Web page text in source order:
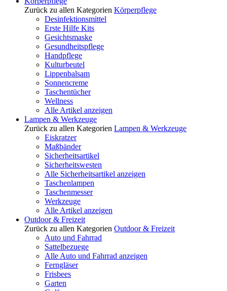
Zurück zu allen Kategorien Körperpflege
Desinfektionsmittel
Erste Hilfe Kits
Gesichtsmaske
Gesundheitspflege
Handpflege
Kulturbeutel
Lippenbalsam
Sonnencreme
Taschentücher
Wellness
Alle Artikel anzeigen
Lampen & Werkzeuge
Zurück zu allen Kategorien Lampen & Werkzeuge
Eiskratzer
Maßbänder
Sicherheitsartikel
Sicherheitswesten
Alle Sicherheitsartikel anzeigen
Taschenlampen
Taschenmesser
Werkzeuge
Alle Artikel anzeigen
Outdoor & Freizeit
Zurück zu allen Kategorien Outdoor & Freizeit
Auto und Fahrrad
Sattelbezuege
Alle Auto und Fahrrad anzeigen
Ferngläser
Frisbees
Garten